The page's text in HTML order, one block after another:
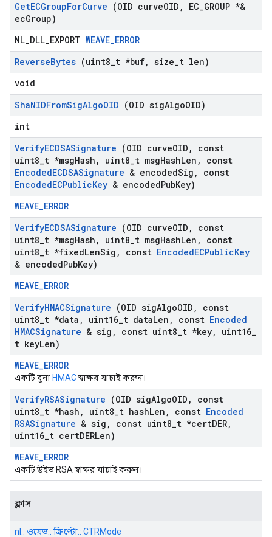
GetECGroupForCurve (OID curveOID , EC GROUP *&
ecGroup)
NL_DLL_EXPORT WEAVE_ERROR
ReverseBytes (uint8 t *buf, size t len)
void
ShaNIDFromSigAlgoOID (OID sigAlgoOID)
int
VerifyECDSASignature (OID curveOID ,
const
uint8 t *msgHash , uint8 t msgHashLen ,
const
EncodedECDSASignature & encodedSig ,
const
EncodedECPublicKey & encodedPubKey)
WEAVE_ERROR
VerifyECDSASignature (OID curveOID ,
const
uint8 t *msgHash , uint8 t msgHashLen ,
const
uint8 t *fixedLenSig , const EncodedECPublicKey
& encodedPubKey)
WEAVE_ERROR
VerifyHMACSignature (OID sigAlgoOID ,
const
uint8 t *data , uint16 t dataLen , const Encoded
HMACSignature & sig , const uint8 t *key, uint16
t keyLen)
WEAVE_ERROR
একটি বুনা HMACস্বাক্ষর যাচাই করুন।
VerifyRSASignature (OID sigAlgoOID ,
const
uint8 t *hash , uint8 t hashLen , const Encoded
RSASignature & sig , const uint8 t *certDER,
uint16 t certDERLen)
WEAVE_ERROR
একটি উইভ RSA স্বাক্ষর যাচাই করুন।
ক্লাস
nl:: ওয়েভ:: ক্রিপ্টো:: CTRMode